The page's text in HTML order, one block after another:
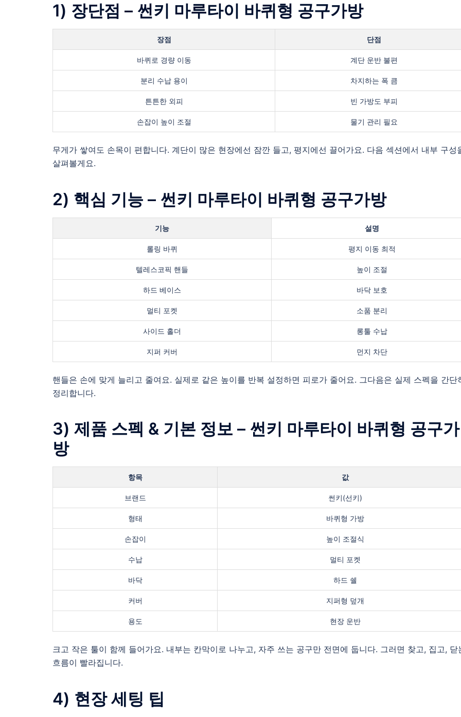
1) 장단점 – 썬키 마루타이 바퀴형 공구가방
장점 단점
바퀴로 경량 이동 계단 운반 불편
분리 수납 용이 차지하는 폭 큼
튼튼한 외피 빈 가방도 부피
손잡이 높이 조절 물기 관리 필요
무게가 쌓여도 손목이 편합니다. 계단이 많은 현장에선 잠깐 들고, 평지에선 끌어가요. 다음 섹션에서 내부 구성
살펴볼게요.
2) 핵심 기능 – 썬키 마루타이 바퀴형 공구가방
기능 설명
롤링 바퀴 평지 이동 최적
텔레스코픽 핸들 높이 조절
하드 베이스 바닥 보호
멀티 포켓 소품 분리
사이드 홀더 롱툴 수납
지퍼 커버 먼지 차단
핸들은 손에 맞게 늘리고 줄여요. 실제로 같은 높이를 반복 설정하면 피로가 줄어요. 그다음은 실제 스펙을 간단
정리합니다.
3) 제품 스펙 & 기본 정보 – 썬키 마루타이 바퀴형 공구가
방
항목 값
브랜드 썬키(선키)
형태 바퀴형 가방
손잡이 높이 조절식
수납 멀티 포켓
바닥 하드 쉘
커버 지퍼형 덮개
용도 현장 운반
크고 작은 툴이 함께 들어가요. 내부는 칸막이로 나누고, 자주 쓰는 공구만 전면에 둡니다. 그러면 찾고, 집고, 닫
흐름이 빨라집니다.
4) 현장 세팅 팁